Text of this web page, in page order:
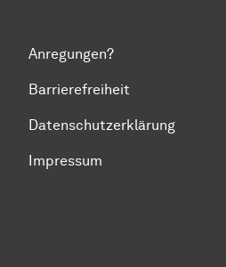
Anregungen?
Barrierefreiheit
Datenschutzerklärung
Impressum